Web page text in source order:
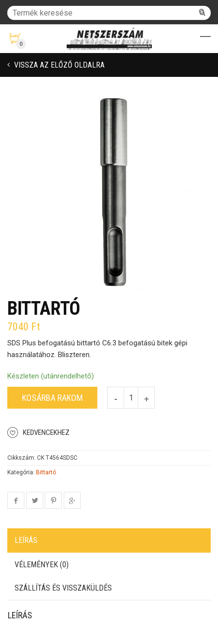
0
VISSZA AZ ELŐZŐ OLDALRA
BITTARTÓ
7040 Ft
SDS Plus befogatású bittartó C6.3 befogatású bitek gépi
használatához. Bliszteren.
Készleten (utánrendelhető)
KOSÁRBA RAKOM
KEDVENCEKHEZ
Cikkszám: CK T4564SDSC
Kategória: Bittartó
LEÍRÁS
VÉLEMÉNYEK (0)
SZÁLLÍTÁS ÉS VISSZAKÜLDÉS
LEÍRÁS